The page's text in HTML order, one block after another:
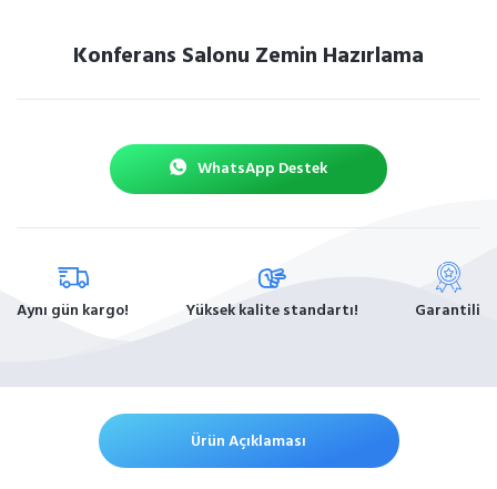
Konferans Salonu Zemin Hazırlama
WhatsApp Destek
Aynı gün kargo! Yüksek kalite standartı! Garantili
Ürün Açıklaması